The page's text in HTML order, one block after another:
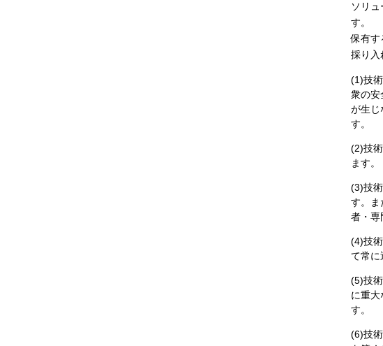
ソリ
す。
保有す
採り入
(1)技
衆の安
が生じ
す。
(2)技
ます。
(3)技
す。ま
者・専
(4)技
て常に
(5)技
に重大
す。
(6)技